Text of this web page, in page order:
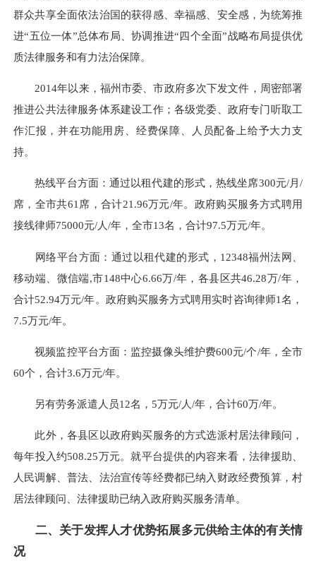
群众共享全面依法治国的获得感、幸福感、安全感，为统筹推
进“五位一体”总体布局、协调推进“四个全面”战略布局提供优
质法律服务和有力法治保障。
2014年以来，福州市委、市政府多次下发文件，周密部署
推进公共法律服务体系建设工作；各级党委、政府专门听取工
作汇报，并在功能用房、经费保障、人员配备上给予大力支
持。
热线平台方面：通过以租代建的形式，热线坐席300元/月/
席，全市共61席，合计21.96万元/年。政府购买服务方式聘用
接线律师75000元/人/年，全市13名，合计97.5万元/年。
网络平台方面：通过以租代建的形式，12348福州法网、
移动端、微信端,市148中心6.66万/年，各县区共46.28万/年，
合计52.94万元/年。政府购买服务方式聘用实时咨询律师1名，
7.5万元/年。
视频监控平台方面：监控摄像头维护费600元/个/年，全市
60个，合计3.6万元/年。
另有劳务派遣人员12名，5万元/人/年，合计60万/年。
此外，各县区以政府购买服务的方式选派村居法律顾问，
每年投入约508.25万元。就平台提供的内容来看，法律援助、
人民调解、普法、法治宣传等经费都已纳入财政经费预算，村
居法律顾问、法律援助已纳入政府购买服务清单。
二、关于发挥人才优势拓展多元供给主体的有关情
况